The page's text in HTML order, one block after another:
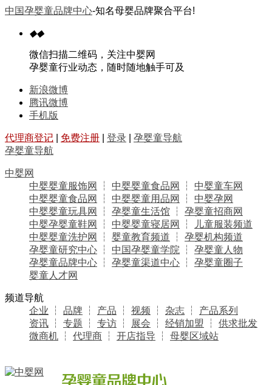
中国孕婴童品牌中心-知名母婴品牌聚合平台!
◆◆
微信扫描二维码，关注中婴网
孕婴童行业动态，随时随地触手可及
新浪微博
腾讯微博
手机版
代理商登记 免费注册 登录
孕婴童导航
孕婴童导航
中婴网
中婴婴童服饰网
┆ 中婴婴童食品网 ┆ 中婴童车网
中婴婴童食品网
┆ 中婴婴童用品网 ┆ 中婴孕网
中婴婴童玩具网
┆ 孕婴童生活馆 ┆ 孕婴童招商网
中婴孕婴童鞋网
┆ 中婴婴童寝居网 ┆
儿童服装频道
中婴婴童洗护网
┆ 婴童教育频道 ┆ 孕婴机构频道
孕婴童研究中心 ┆ 中国孕婴童学院 ┆ 孕婴童人物
孕婴童品牌中心 ┆ 孕婴童渠道中心 ┆ 孕婴童圈子
婴童人才网
频道导航
企业 ┆ 品牌 ┆ 产品 ┆ 视频 ┆ 杂志 ┆ 产品系列
资讯 ┆ 专题 ┆ 专访 ┆ 展会 ┆ 经销加盟 ┆ 供求批发
微商机 ┆ 代理商 ┆ 开店指导 ┆ 母婴区域站